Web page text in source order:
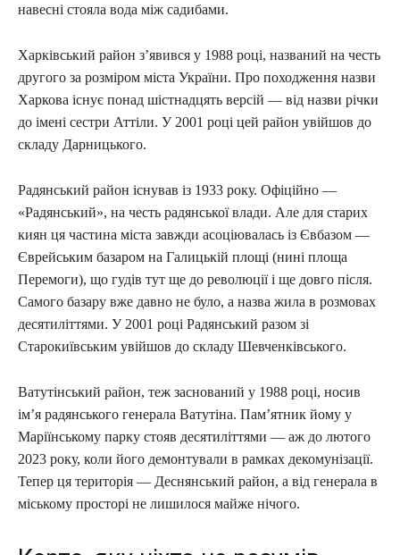
навесні стояла вода між садибами.
Харківський район з’явився у 1988 році, названий на честь
другого за розміром міста України. Про походження назви
Харкова існує понад шістнадцять версій — від назви річки
до імені сестри Аттіли. У 2001 році цей район увійшов до
складу Дарницького.
Радянський район існував із 1933 року. Офіційно —
«Радянський», на честь радянської влади. Але для старих
киян ця частина міста завжди асоціювалась із Євбазом —
Єврейським базаром на Галицькій площі (нині площа
Перемоги), що гудів тут ще до революції і ще довго після.
Самого базару вже давно не було, а назва жила в розмовах
десятиліттями. У 2001 році Радянський разом зі
Старокиївським увійшов до складу Шевченківського.
Ватутінський район, теж заснований у 1988 році, носив
ім’я радянського генерала Ватутіна. Пам’ятник йому у
Маріїнському парку стояв десятиліттями — аж до лютого
2023 року, коли його демонтували в рамках декомунізації.
Тепер ця територія — Деснянський район, а від генерала в
міському просторі не лишилося майже нічого.